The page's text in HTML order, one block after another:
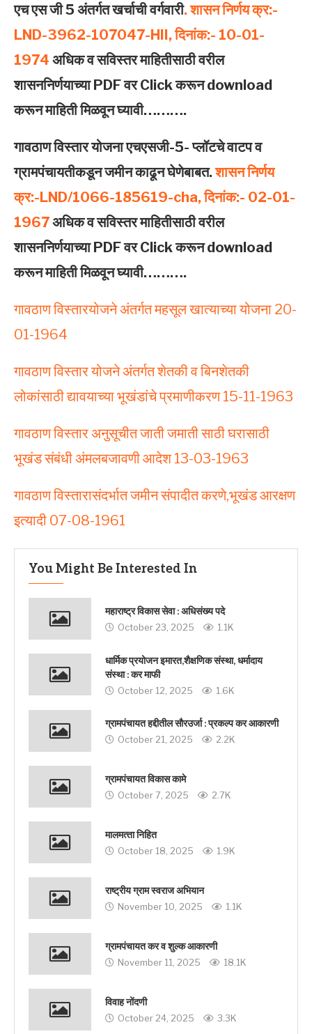
एच एस जी 5 अंतर्गत खर्चाची वर्गवारी. शासन निर्णय क्र:-
LND-3962-107047-HII, दिनांक:- 10-01-
1974 अधिक व सविस्तर माहितीसाठी वरील
शासननिर्णयाच्या PDF वर Click करून download
करून माहिती मिळवून घ्यावी……….
गावठाण विस्‍तार योजना एचएसजी-5- प्‍लॉटचे वाटप व
ग्रामपंचायतीकडून जमीन काढून घेणेबाबत.शासन निर्णय
क्र:-LND/1066-185619-cha, दिनांक:- 02-01-
1967अधिक व सविस्तर माहितीसाठी वरील
शासननिर्णयाच्या PDF वर Click करून download
करून माहिती मिळवून घ्यावी……….
गावठाण विस्‍तारयोजने अंतर्गत महसूल खात्‍याच्‍या योजना 20-
01-1964
गावठाण विस्‍तार योजने अंतर्गत शेतकी व बिनशेतकी
लोकांसाठी द्यावयाच्‍या भूखंडांचे प्रमाणीकरण 15-11-1963
गावठाण विस्‍तार अनुसूचीत जाती जमाती साठी घरासाठी
भूखंड संबंधी अंमलबजावणी आदेश 13-03-1963
गावठाण विस्‍तारासंदर्भात जमीन संपादीत करणे,भूखंड आरक्षण
इत्‍यादी 07-08-1961
You Might Be Interested In
महाराष्ट्र विकास सेवा : अधिसंख्य पदे
October 23, 2025 1.1K
धार्मिक प्रयोजन इमारत,शैक्षणिक संस्था, धर्मादाय
संस्था : कर माफी
October 12, 2025 1.6K
ग्रामपंचायत हद्दीतील सौरउर्जा : प्रकल्प कर आकारणी
October 21, 2025 2.2K
ग्रामपंचायत विकास कामे
October 7, 2025 2.7K
मालमत्‍ता निहित
October 18, 2025 1.9K
राष्ट्रीय ग्राम स्वराज अभियान
November 10, 2025 1.1K
ग्रामपंचायत कर व शुल्क आकारणी
November 11, 2025 18.1K
विवाह नोंदणी
October 24, 2025 3.3K